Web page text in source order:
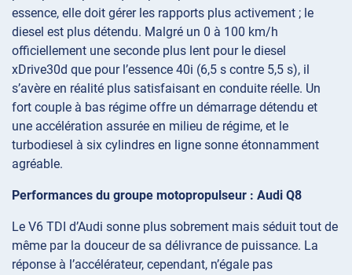
essence, elle doit gérer les rapports plus activement ; le
diesel est plus détendu. Malgré un 0 à 100 km/h
officiellement une seconde plus lent pour le diesel
xDrive30d que pour l’essence 40i (6,5 s contre 5,5 s), il
s’avère en réalité plus satisfaisant en conduite réelle. Un
fort couple à bas régime offre un démarrage détendu et
une accélération assurée en milieu de régime, et le
turbodiesel à six cylindres en ligne sonne étonnamment
agréable.
Performances du groupe motopropulseur : Audi Q8
Le V6 TDI d’Audi sonne plus sobrement mais séduit tout de
même par la douceur de sa délivrance de puissance. La
réponse à l’accélérateur, cependant, n’égale pas